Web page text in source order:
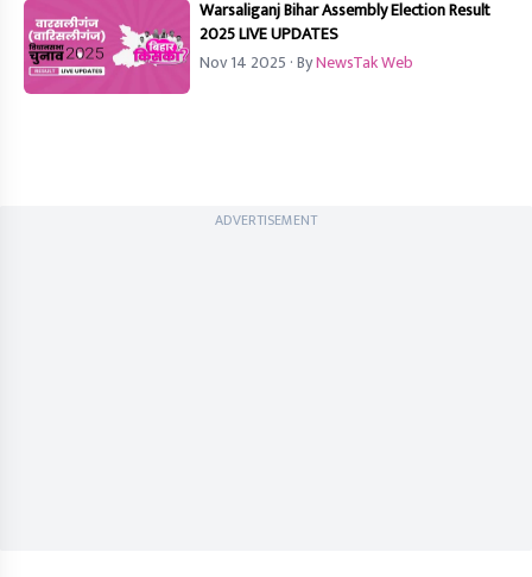
Warsaliganj Bihar Assembly Election Result
2025 LIVE UPDATES
Nov 14 2025 · ByNewsTak Web
ADVERTISEMENT